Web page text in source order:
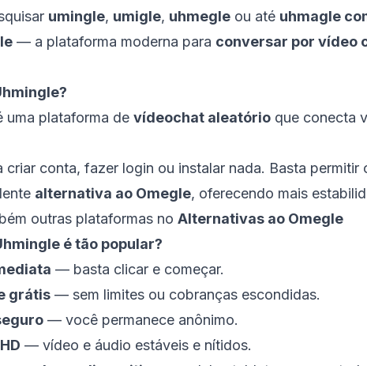
umingle, umigle, uhmegle ou até uhmagle
— a plataforma moderna para conversar por vídeo
uma plataforma de vídeochat aleatório que conecta
criar conta, fazer login ou instalar nada. Basta
alternativa ao Omegle, oferecendo mais
outras plataformas no Alternativas ao Omegle
é tão popular?
— basta clicar e começar.
grátis — sem limites ou cobranças escondidas.
— você permanece anônimo.
— vídeo e áudio estáveis e nítidos.